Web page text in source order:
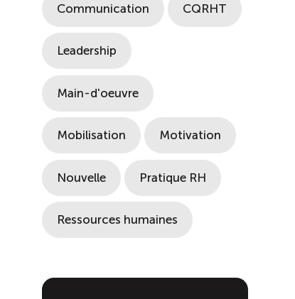
Communication CQRHT
Leadership
Main-d'oeuvre
Mobilisation Motivation
Nouvelle Pratique RH
Ressources humaines